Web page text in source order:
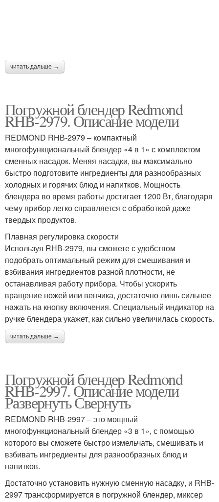
читать дальше →
Погружной блендер Redmond
RHB-2979. Описание модели
REDMOND RНВ-2979 – компактный
многофункциональный блендер «4 в 1» с комплектом
сменных насадок. Меняя насадки, вы максимально
быстро подготовите ингредиенты для разнообразных
холодных и горячих блюд и напитков. Мощность
блендера во время работы достигает 1200 Вт, благодаря
чему прибор легко справляется с обработкой даже
твердых продуктов.
Плавная регулировка скорости
Используя RНВ-2979, вы сможете с удобством
подобрать оптимальный режим для смешивания и
взбивания ингредиентов разной плотности, не
останавливая работу прибора. Чтобы ускорить
вращение ножей или венчика, достаточно лишь сильнее
нажать на кнопку включения. Специальный индикатор на
ручке блендера укажет, как сильно увеличилась скорость.
читать дальше →
Погружной блендер Redmond
RHB-2997. Описание модели
Развернуть Свернуть
REDMOND RHB-2997 – это мощный
многофункциональный блендер «3 в 1», с помощью
которого вы сможете быстро измельчать, смешивать и
взбивать ингредиенты для разнообразных блюд и
напитков.
Достаточно установить нужную сменную насадку, и RHB-
2997 трансформируется в погружной блендер, миксер